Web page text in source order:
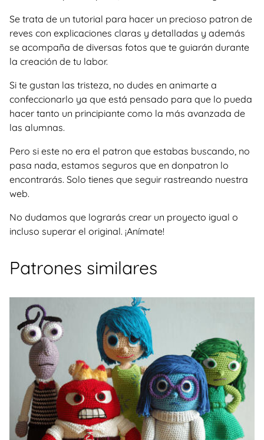
Se trata de un tutorial para hacer un precioso patron de
reves con explicaciones claras y detalladas y además
se acompaña de diversas fotos que te guiarán durante
la creación de tu labor.
Si te gustan las tristeza, no dudes en animarte a
confeccionarlo ya que está pensado para que lo pueda
hacer tanto un principiante como la más avanzada de
las alumnas.
Pero si este no era el patron que estabas buscando, no
pasa nada, estamos seguros que en donpatron lo
encontrarás. Solo tienes que seguir rastreando nuestra
web.
No dudamos que lograrás crear un proyecto igual o
incluso superar el original. ¡Anímate!
Patrones similares